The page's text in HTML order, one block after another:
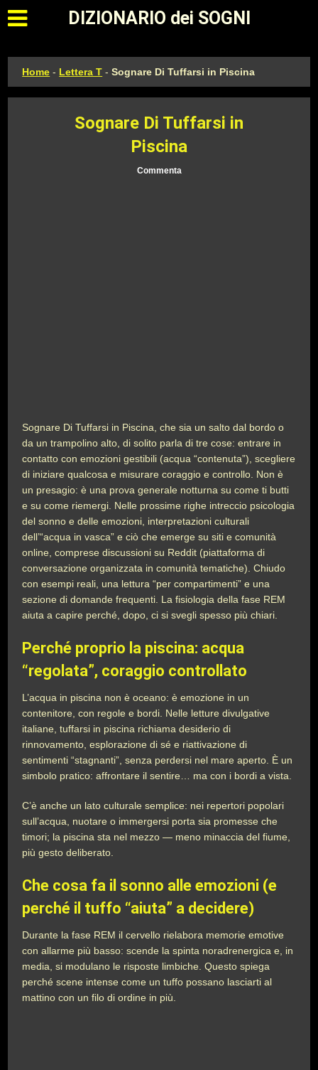
Apri il menu principale
DIZIONARIO dei SOGNI
Home - Lettera T -Sognare Di Tuffarsi in Piscina
Sognare Di Tuffarsi in
Piscina
Commenta
Sognare Di Tuffarsi in Piscina, che sia un salto dal bordo o
da un trampolino alto, di solito parla di tre cose: entrare in
contatto con emozioni gestibili (acqua “contenuta”), scegliere
di iniziare qualcosa e misurare coraggio e controllo. Non è
un presagio: è una prova generale notturna su come ti butti
e su come riemergi. Nelle prossime righe intreccio psicologia
del sonno e delle emozioni, interpretazioni culturali
dell’“acqua in vasca” e ciò che emerge su siti e comunità
online, comprese discussioni su Reddit (piattaforma di
conversazione organizzata in comunità tematiche). Chiudo
con esempi reali, una lettura “per compartimenti” e una
sezione di domande frequenti. La fisiologia della fase REM
aiuta a capire perché, dopo, ci si svegli spesso più chiari.
Perché proprio la piscina: acqua
“regolata”, coraggio controllato
L’acqua in piscina non è oceano: è emozione in un
contenitore, con regole e bordi. Nelle letture divulgative
italiane, tuffarsi in piscina richiama desiderio di
rinnovamento, esplorazione di sé e riattivazione di
sentimenti “stagnanti”, senza perdersi nel mare aperto. È un
simbolo pratico: affrontare il sentire… ma con i bordi a vista.
C’è anche un lato culturale semplice: nei repertori popolari
sull’acqua, nuotare o immergersi porta sia promesse che
timori; la piscina sta nel mezzo — meno minaccia del fiume,
più gesto deliberato.
Che cosa fa il sonno alle emozioni (e
perché il tuffo “aiuta” a decidere)
Durante la fase REM il cervello rielabora memorie emotive
con allarme più basso: scende la spinta noradrenergica e, in
media, si modulano le risposte limbiche. Questo spiega
perché scene intense come un tuffo possano lasciarti al
mattino con un filo di ordine in più.